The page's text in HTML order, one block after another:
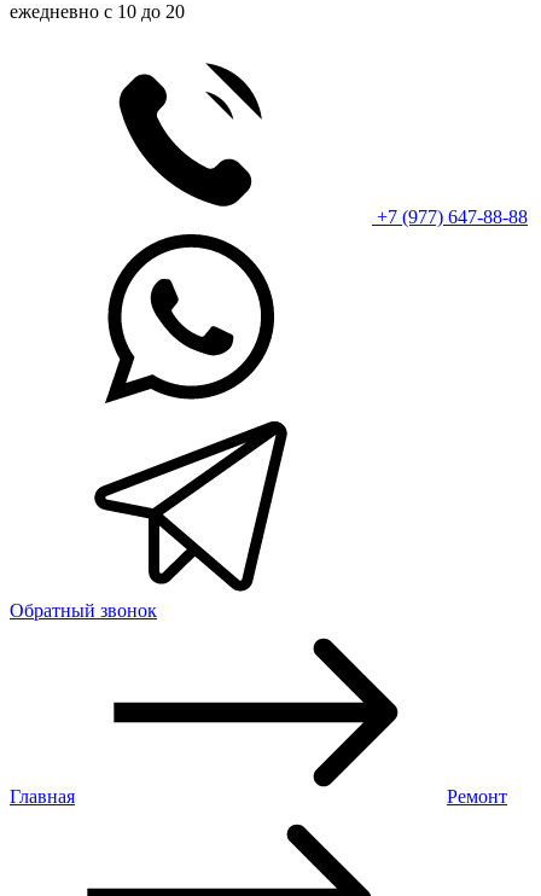
ежедневно с 10 до 20
+7 (977) 647-88-88
Обратный звонок
Главная Ремонт